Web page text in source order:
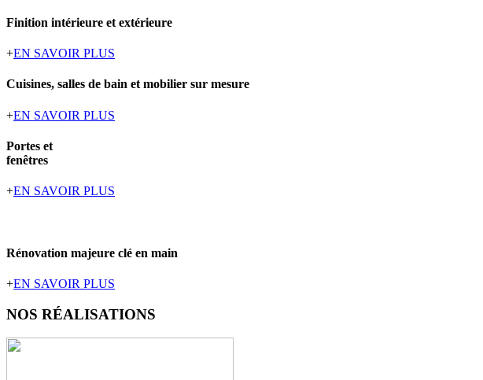
Finition intérieure et extérieure
+EN SAVOIR PLUS
Cuisines, salles de bain et mobilier sur mesure
+EN SAVOIR PLUS
Portes et
fenêtres
+EN SAVOIR PLUS
Rénovation majeure clé en main
+EN SAVOIR PLUS
NOS RÉALISATIONS